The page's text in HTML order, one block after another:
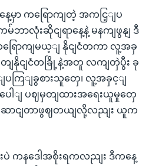
ေ့မှာ ကရြောကျတဲ့ အကငြ့ျပ
မ်ဘာလုံးဆိုငျရာနေ့နဲ့ မနကျဖွနျ ဒီ
ရြောကျမယ့ျ နိုငျငံတကာ လူ့အခှ
ျနိုငျငံတခြို့နဲ့အတူ လကျတှဲပွီး ခု
ပကြျခွစားသူတှေ၊ လူ့အခှင့ျ
ေါျ ပဈမှတျထားအရေးယူမှုတှေ
ောငျတာဖွဈတယျလို့လညျး ယူက
ကနဒေါအစိုးရကလညျး ဒီကနေ့